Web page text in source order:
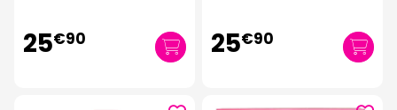
25€90 25€90